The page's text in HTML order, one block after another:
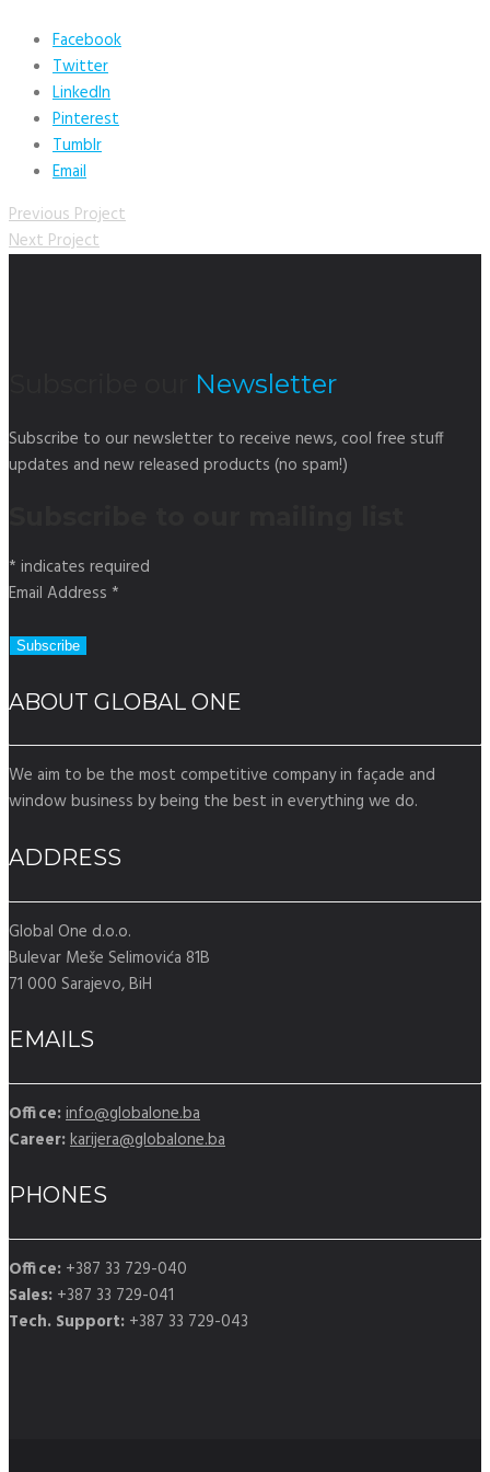
Facebook
Twitter
LinkedIn
Pinterest
Tumblr
Email
Previous Project
Next Project
Newsletter
Subscribe to our newsletter to receive news, cool free stuff
updates and new released products (no spam!)
* indicates required
Email Address *
ABOUT GLOBAL ONE
We aim to be the most competitive company in façade and
window business by being the best in everything we do.
ADDRESS
Global One d.o.o.
Bulevar Meše Selimovića 81B
71 000 Sarajevo, BiH
EMAILS
Office:info@globalone.ba
Career:karijera@globalone.ba
PHONES
Office: +387 33 729-040
Sales: +387 33 729-041
Tech. Support: +387 33 729-043